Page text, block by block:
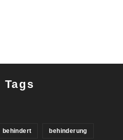
Tags
behindert behinderung